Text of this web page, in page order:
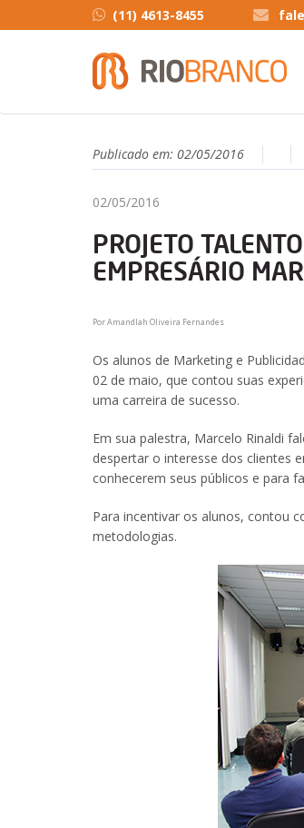
(11) 4613-8455
Publicado em: 02/05/2016
02/05/2016
PROJETO
EMPRESÁRIO
Por Amandlah Oliveira Fernandes
Os alunos de Marketing e
02 de maio, que contou suas
uma carreira de sucesso.
Em sua palestra, Marcelo Rinaldi
despertar o interesse dos clientes
conhecerem seus públicos e para
Para incentivar os alunos, contou
metodologias.